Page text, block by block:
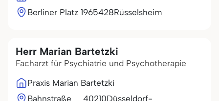
Berliner Platz 1965428Rüsselsheim
Herr Marian Bartetzki
Facharzt für Psychiatrie und Psychotherapie
Praxis Marian Bartetzki
Bahnstraße
40210Düsseldorf-